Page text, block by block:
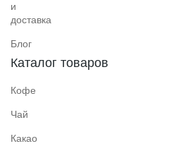
и
доставка
Блог
Каталог товаров
Кофе
Чай
Какао